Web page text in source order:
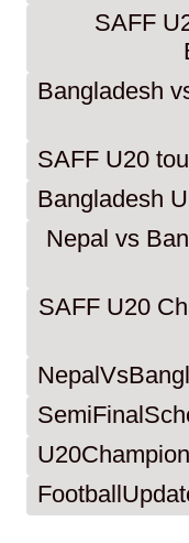
SAFF
Bangladesh
SAFF U20
Bangladesh
Nepal vs
SAFF U20